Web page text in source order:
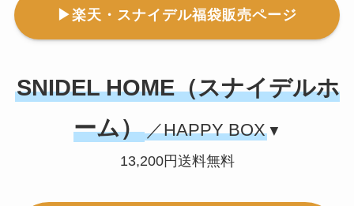
▶楽天・スナイデル福袋販売ページ
SNIDEL HOME（スナイデルホ
ーム）／HAPPY BOX▼
13,200円送料無料